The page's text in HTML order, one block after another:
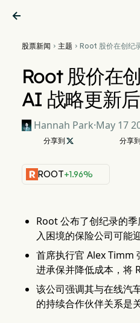

股票新闻  主题  Root 股价在创纪
Root 股价在
AI 战略更新
Hannah Park·May 17
分享到  分享到
ROOT+1.96%
Root 公布了创纪录的
入困境的保险公司可能
首席执行官 Alex Timm
进承保并降低成本，将
该公司强调其与在线汽
的持续合作伙伴关系是